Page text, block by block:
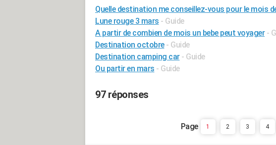
Quelle destination me conseillez-vous pour le mois
Lune rouge 3 mars - Guide
A partir de combien de mois un bebe peut voyager -
Destination octobre - Guide
Destination camping car - Guide
Ou partir en mars - Guide
97 réponses
1 2 3 4